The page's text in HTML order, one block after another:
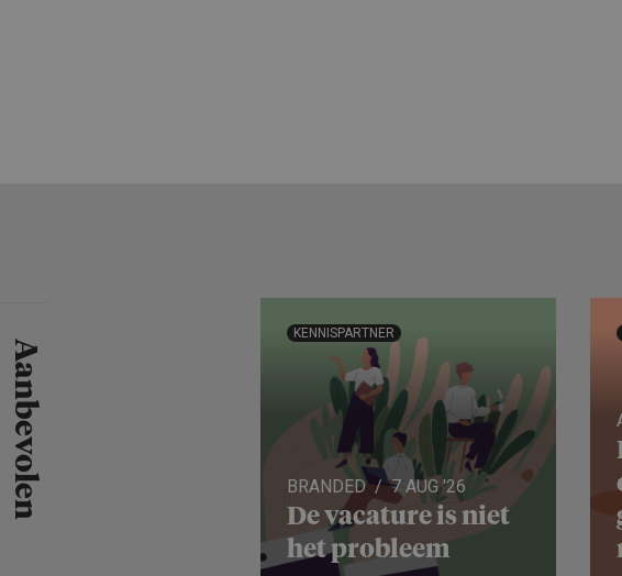
Aanbevolen BRANDED 7 AUG '26
De vacature is niet
het probleem
KENNISPARTNER